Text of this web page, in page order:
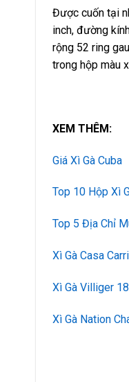
Được cuốn tại
inch, đường
rộng 52 ring
trong hộp màu
XEM THÊM:
Giá Xì Gà Cuba
Top 10 Hộp Xì
Top 5 Địa Chỉ
Xì Gà Casa
Xì Gà Villiger
Xì Gà Nation